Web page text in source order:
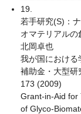
19.
若手研究(S)：
オマテリアルの
北岡卓也
我が国における
補助金・大型研
173 (2009)
Grant-in-Aid for
of Glyco-